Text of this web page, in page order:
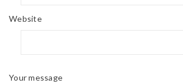
Website
Your message